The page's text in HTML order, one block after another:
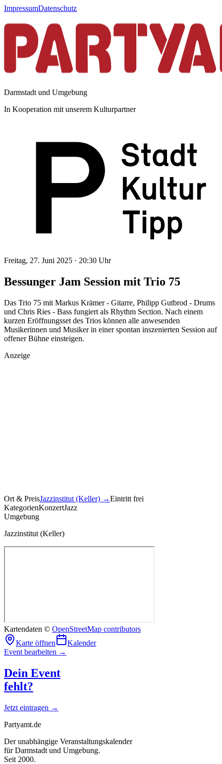
ImpressumDatenschutz
Darmstadt und Umgebung
In Kooperation mit unserem Kulturpartner
Freitag, 27. Juni 2025 · 20:30 Uhr
Bessunger Jam Session mit Trio 75
Das Trio 75 mit Markus Krämer - Gitarre, Philipp Gutbrod - Drums
und Chris Ries - Bass fungiert als Rhythm Section. Nach einem
kurzen Eröffnungsset des Trios können alle anwesenden
Musikerinnen und Musiker in einer spontan inszenierten Session auf
offener Bühne einsteigen.
Anzeige
Ort & PreisJazzinstitut (Keller) →Eintritt frei
KategorienKonzertJazz
Umgebung
Jazzinstitut (Keller)
Kartendaten © OpenStreetMap contributors
Karte öffnen
Kalender
Event bearbeiten →
Dein Event
fehlt?
Jetzt eintragen →
Partyamt.de
Der unabhängige Veranstaltungskalender
für Darmstadt und Umgebung.
Seit 2000.